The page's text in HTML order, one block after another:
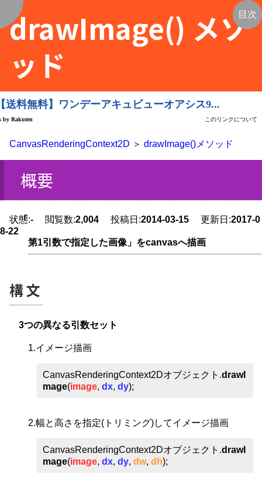
drawImage() メソ
ッド
CanvasRenderingContext2D ＞ drawImage()メソッド
目次
概要
状態:- 閲覧数:2,004 投稿日:2014-03-15 更新日:2017-0
8-22
「
第1引数で指定した画像」をcanvasへ描画
構文
3つの異なる引数セット
1.イメージ描画
CanvasRenderingContext2Dオブジェクト.drawI
mage(image, dx, dy);
2.幅と高さを指定(トリミング)してイメージ描画
CanvasRenderingContext2Dオブジェクト.drawI
mage(image, dx, dy, dw, dh);